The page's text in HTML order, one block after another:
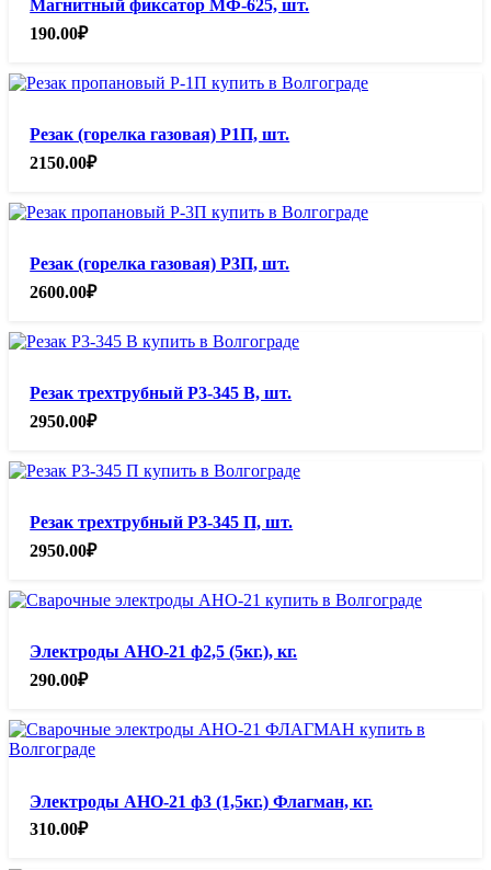
Магнитный фиксатор МФ-625, шт.
190.00₽
Резак (горелка газовая) Р1П, шт.
2150.00₽
Резак (горелка газовая) Р3П, шт.
2600.00₽
Резак трехтрубный Р3-345 В, шт.
2950.00₽
Резак трехтрубный Р3-345 П, шт.
2950.00₽
Электроды АНО-21 ф2,5 (5кг.), кг.
290.00₽
Электроды АНО-21 ф3 (1,5кг.) Флагман, кг.
310.00₽